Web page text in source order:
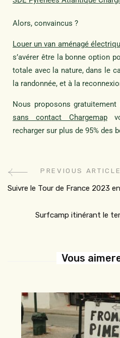
Alors, convaincus ?
Louer un van aménagé
s’avérer être la bonne option
totale avec la nature, dans le
la randonnée, et à la
Nous proposons gratuitement
sans contact Chargemap
recharger sur plus de 95% des
PREVIOUS ARTICLE
Suivre le Tour de France 2023
Surfcamp itinérant le
Vous